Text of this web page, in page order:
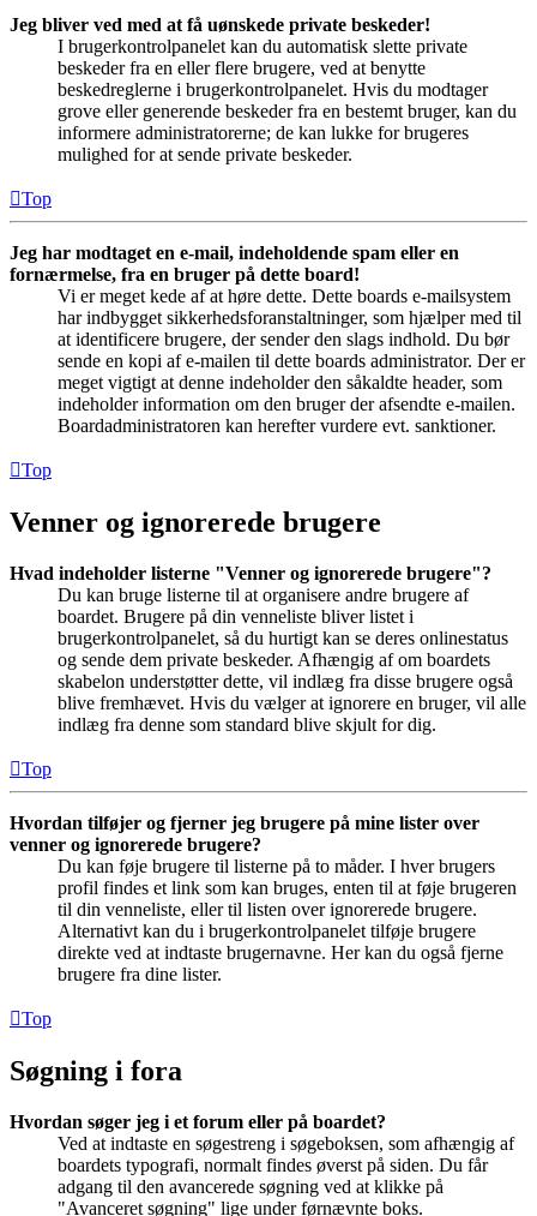
Jeg bliver ved med at få uønskede private beskeder!
I brugerkontrolpanelet kan du automatisk slette private
beskeder fra en eller flere brugere, ved at benytte
beskedreglerne i brugerkontrolpanelet. Hvis du modtager
grove eller generende beskeder fra en bestemt bruger, kan du
informere administratorerne; de kan lukke for brugeres
mulighed for at sende private beskeder.
Top
Jeg har modtaget en e-mail, indeholdende spam eller en
fornærmelse, fra en bruger på dette board!
Vi er meget kede af at høre dette. Dette boards e-mailsystem
har indbygget sikkerhedsforanstaltninger, som hjælper med til
at identificere brugere, der sender den slags indhold. Du bør
sende en kopi af e-mailen til dette boards administrator. Der er
meget vigtigt at denne indeholder den såkaldte header, som
indeholder information om den bruger der afsendte e-mailen.
Boardadministratoren kan herefter vurdere evt. sanktioner.
Top
Venner og ignorerede brugere
Hvad indeholder listerne "Venner og ignorerede brugere"?
Du kan bruge listerne til at organisere andre brugere af
boardet. Brugere på din venneliste bliver listet i
brugerkontrolpanelet, så du hurtigt kan se deres onlinestatus
og sende dem private beskeder. Afhængig af om boardets
skabelon understøtter dette, vil indlæg fra disse brugere også
blive fremhævet. Hvis du vælger at ignorere en bruger, vil alle
indlæg fra denne som standard blive skjult for dig.
Top
Hvordan tilføjer og fjerner jeg brugere på mine lister over
venner og ignorerede brugere?
Du kan føje brugere til listerne på to måder. I hver brugers
profil findes et link som kan bruges, enten til at føje brugeren
til din venneliste, eller til listen over ignorerede brugere.
Alternativt kan du i brugerkontrolpanelet tilføje brugere
direkte ved at indtaste brugernavne. Her kan du også fjerne
brugere fra dine lister.
Top
Søgning i fora
Hvordan søger jeg i et forum eller på boardet?
Ved at indtaste en søgestreng i søgeboksen, som afhængig af
boardets typografi, normalt findes øverst på siden. Du får
adgang til den avancerede søgning ved at klikke på
"Avanceret søgning" lige under førnævnte boks.